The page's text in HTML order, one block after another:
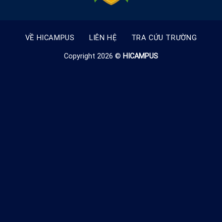
VỀ HICAMPUS LIÊN HỆ TRA CỨU TRƯỜNG
Copyright 2026 © HICAMPUS